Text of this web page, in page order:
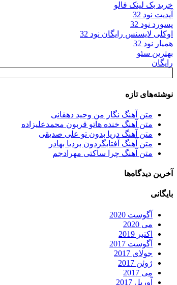
خرید بک لینک فالو
آپدیت نود 32
پسورد نود 32
اوکلی لایسنس رایگان نود 32
همیار نود 32
بهترین سئو
رایگان
نوشته‌های تازه
متن آهنگ نگار من وحید دهقانی
متن آهنگ خنده هاتو قربون محمدعلیزاده
متن آهنگ دریا بدون تو علی صدیقی
متن آهنگ آفتابگردون بردیا بهادر
متن آهنگ چرا ساکتی مهرادجم
آخرین دیدگاه‌ها
بایگانی
آگوست 2020
می 2020
اکتبر 2019
آگوست 2017
جولای 2017
ژوئن 2017
می 2017
آوریل 2017